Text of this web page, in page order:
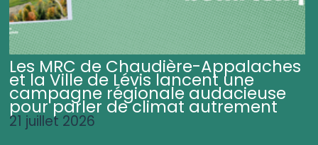
Les MRC de Chaudière-Appalaches
et la Ville de Lévis lancent une
campagne régionale audacieuse
pour parler de climat autrement
21 juillet 2026